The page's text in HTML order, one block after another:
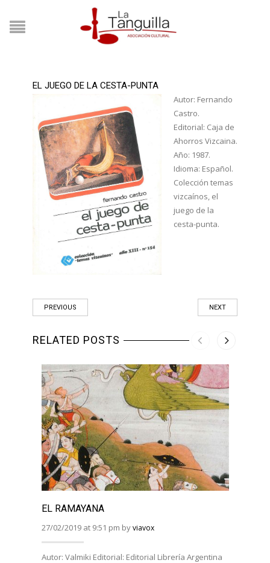
EL JUEGO DE LA CESTA-PUNTA
Autor: Fernando
Castro.
Editorial: Caja de
Ahorros Vizcaina.
Año: 1987.
Idioma: Español.
Colección temas
vizcaínos, el
juego de la
cesta-punta.
PREVIOUS NEXT
RELATED POSTS
EL RAMAYANA
27/02/2019 at 9:51 pm byviavox
Autor: Valmiki Editorial: Editorial Librería Argentina